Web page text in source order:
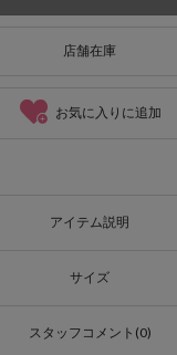
店舗在庫
お気に入りに追加
アイテム説明
サイズ
スタッフコメント(0)